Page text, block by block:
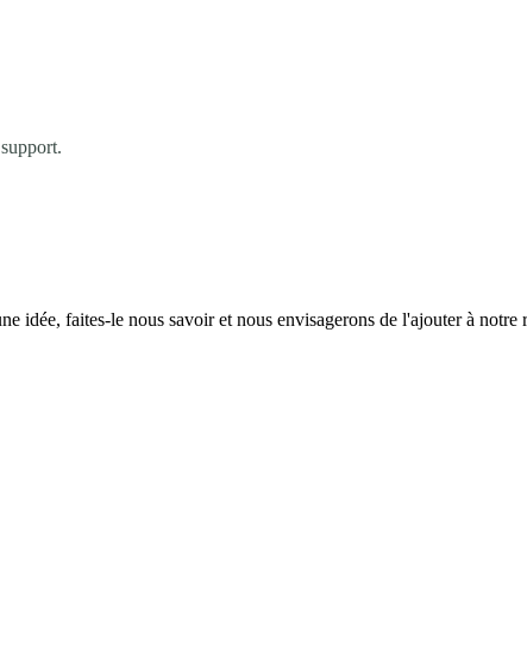
idée, faites-le nous savoir et nous envisagerons de l'ajouter à notre